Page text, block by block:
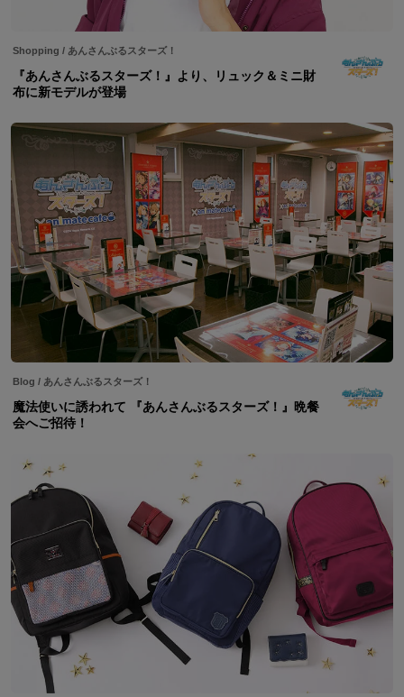
Shopping / あんさんぶるスターズ！
『あんさんぶるスターズ！』より、リュック＆ミニ財
布に新モデルが登場
Blog / あんさんぶるスターズ！
魔法使いに誘われて 『あんさんぶるスターズ！』晩餐
会へご招待！